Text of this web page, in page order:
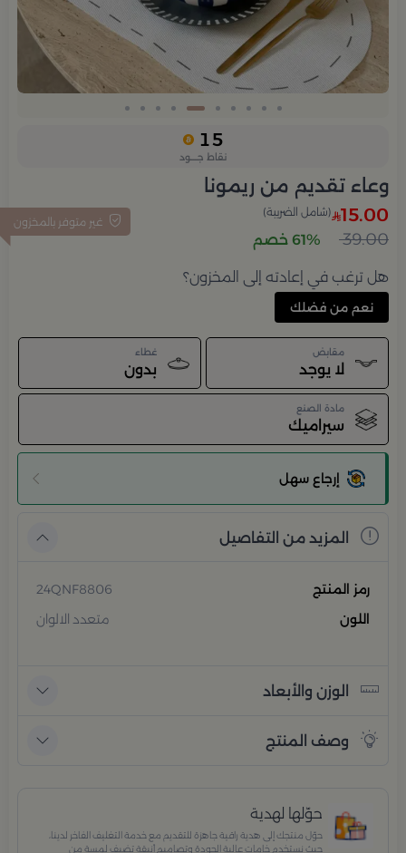
15
نقاط جــــود
وعاء تقديم من ريمونا
غير متوفر بالمخزون 15.00 (شامل الضريبة)
39.00 61% خصم
هل ترغب في إعادته إلى المخزون؟
نعم من فضلك
مقابض
لا يوجد
غطاء
بدون
مادة الصنع
سيراميك
إرجاع سهل
المزيد من التفاصيل
رمز المنتج
24QNF8806
اللون
متعدد الالوان
الوزن والأبعاد
وصف المنتج
حوّلها لهدية
حوّل منتجك إلى هدية راقية جاهزة للتقديم مع خدمة التغليف الفاخر لدينا،
حيث نستخدم خامات عالية الجودة وتصاميم أنيقة تضيف لمسة من